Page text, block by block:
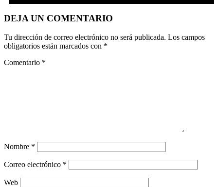
DEJA UN COMENTARIO
Tu dirección de correo electrónico no será publicada. Los campos
obligatorios están marcados con *
Comentario *
Nombre *
Correo electrónico *
Web